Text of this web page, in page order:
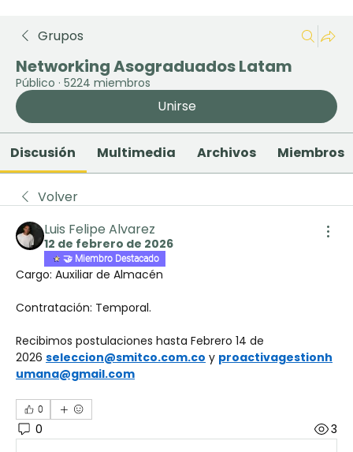
Grupos
Networking Asograduados Latam
Público · 5224 miembros
Unirse
Discusión Multimedia Archivos Miembros
Volver
Luis Felipe Alvarez
12 de febrero de 2026
🤝 Miembro Destacado
Cargo: Auxiliar de Almacén
Contratación: Temporal.
Recibimos postulaciones hasta Febrero 14 de
2026 seleccion@smitco.com.co y proactivagestionh
umana@gmail.com
0
0 3